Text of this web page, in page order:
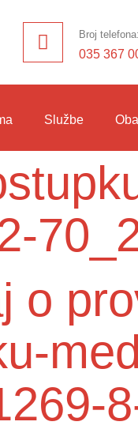
Broj telefona:
035 367
Službe
o